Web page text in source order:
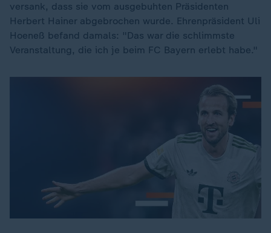
versank, dass sie vom ausgebuhten Präsidenten
Herbert Hainer abgebrochen wurde. Ehrenpräsident Uli
Hoeneß befand damals: "Das war die schlimmste
Veranstaltung, die ich je beim FC Bayern erlebt habe."